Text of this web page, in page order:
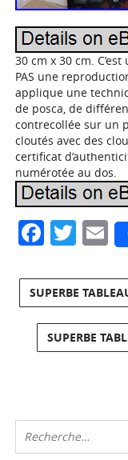
30 cm x 30 cm.
PAS une
applique une
de posca, de
contrecollée sur un
cloutés avec des
certificat
numérotée au dos.
SUPERBE
SUPERBE